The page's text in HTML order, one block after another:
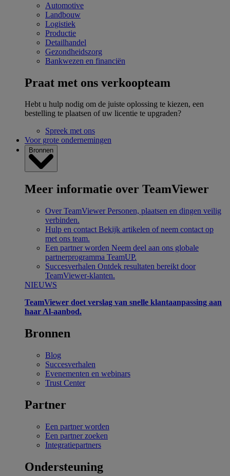
Automotive
Landbouw
Logistiek
Productie
Detailhandel
Gezondheidszorg
Bankwezen en financiën
Praat met ons verkoopteam
Hebt u hulp nodig om de juiste oplossing te kiezen, een
bestelling te plaatsen of uw licentie te upgraden?
Spreek met ons
Voor grote ondernemingen
Bronnen
Meer informatie over TeamViewer
Over TeamViewer Personen, plaatsen en dingen veilig
verbinden.
Hulp en contact Bekijk artikelen of neem contact op
met ons team.
Een partner worden Neem deel aan ons globale
partnerprogramma TeamUP.
Succesverhalen Ontdek resultaten bereikt door
TeamViewer-klanten.
NIEUWS
TeamViewer doet verslag van snelle klantaanpassing aan
haar Al-aanbod.
Bronnen
Blog
Succesverhalen
Evenementen en webinars
Trust Center
Partner
Een partner worden
Een partner zoeken
Integratiepartners
Ondersteuning